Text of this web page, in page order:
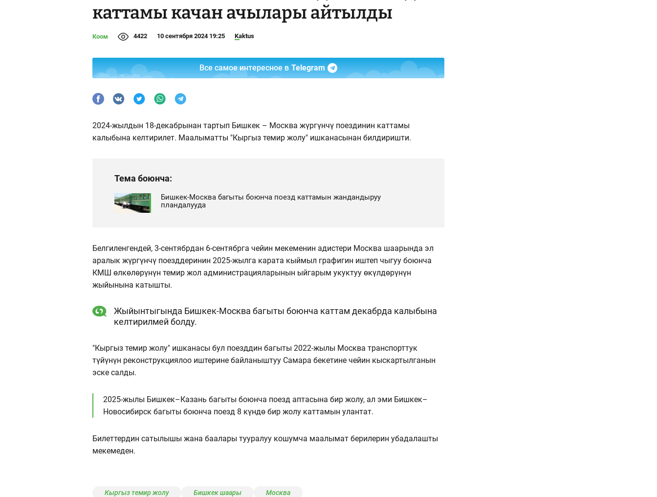
каттамы качан ачылары айтылды
Коом 4422 10 сентября 2024 19:25 Kaktus
Все самое интересное в Telegram
2024-жылдын 18-декабрынан тартып Бишкек – Москва жүргүнчү поездинин каттамы
калыбына келтирилет. Маалыматты "Кыргыз темир жолу" ишканасынан билдиришти.
Тема боюнча:
Бишкек-Москва багыты боюнча поезд каттамын жандандыруу
пландалууда
Белгиленгендей, 3-сентябрдан 6-сентябрга чейин мекеменин адистери Москва шаарында эл
аралык жүргүнчү поезддеринин 2025-жылга карата кыймыл графигин иштеп чыгуу боюнча
КМШ өлкөлөрүнүн темир жол администрацияларынын ыйгарым укуктуу өкүлдөрүнүн
жыйынына катышты.
Жыйынтыгында Бишкек-Москва багыты боюнча каттам декабрда калыбына
келтирилмей болду.
"Кыргыз темир жолу" ишканасы бул поезддин багыты 2022-жылы Москва транспорттук
түйүнүн реконструкциялоо иштерине байланыштуу Самара бекетине чейин кыскартылганын
эске салды.
2025-жылы Бишкек–Казань багыты боюнча поезд аптасына бир жолу, ал эми Бишкек–
Новосибирск багыты боюнча поезд 8 күндө бир жолу каттамын улантат.
Билеттердин сатылышы жана баалары тууралуу кошумча маалымат берилерин убадалашты
мекемеден.
Кыргыз темир жолу Бишкек шаары Москва